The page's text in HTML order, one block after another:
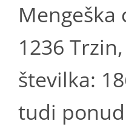
Mengeška
1236
številka:
tudi